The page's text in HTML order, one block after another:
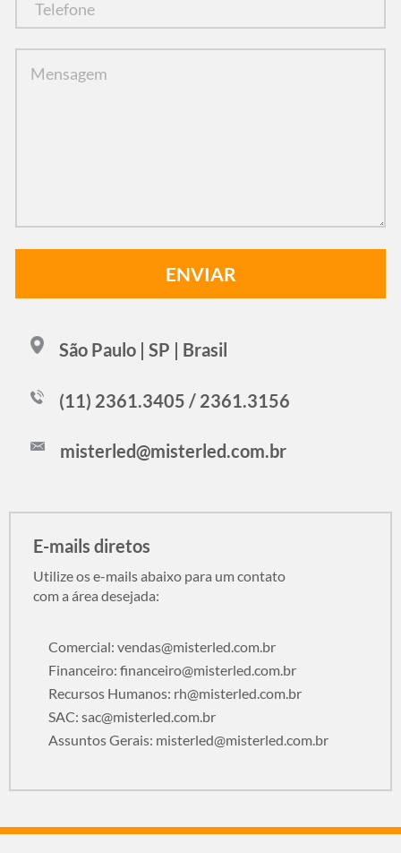
São Paulo | SP | Brasil
(11) 2361.3405 / 2361.3156
misterled@misterled.com.br
E-mails diretos
Utilize os e-mails abaixo para um contato
com a área desejada:
Comercial: vendas@misterled.com.br
Financeiro: financeiro@misterled.com.br
Recursos Humanos: rh@misterled.com.br
SAC: sac@misterled.com.br
Assuntos Gerais: misterled@misterled.com.br